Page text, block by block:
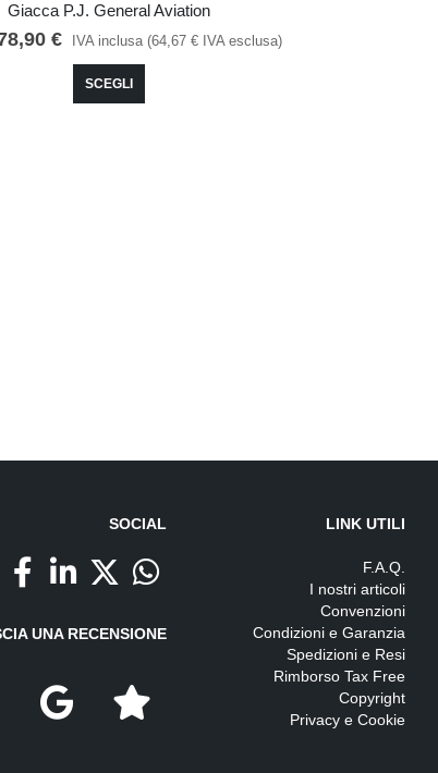
Giacca P.J. General Aviation
€Il
attuale
IVA inclusa (64,67 € IVA esclusa)
SCEGLI
Questo prodotto ha più varianti. Le opzioni possono essere scelte nella pagina del prodotto
SOCIAL
UNA RECENSIONE
LINK UTILI
F.A.Q.
I nostri articoli
Convenzioni
Condizioni e Garanzia
Spedizioni e Resi
Rimborso Tax Free
Copyright
Privacy e Cookie